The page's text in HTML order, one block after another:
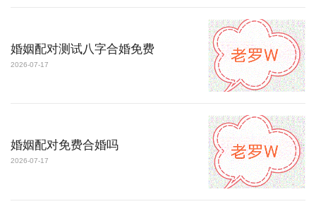
婚姻配对测试八字合婚免费
2026-07-17
婚姻配对免费合婚吗
2026-07-17